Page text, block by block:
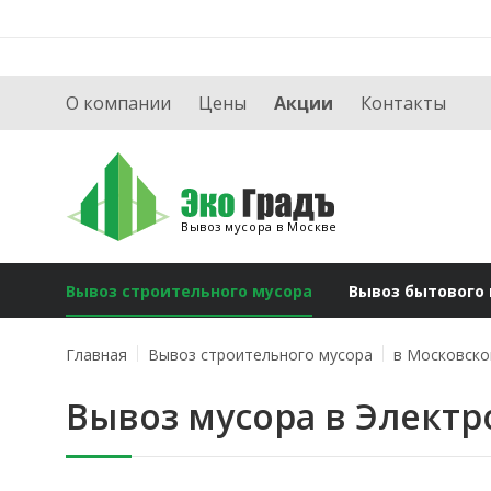
О компании Цены Акции Контакты
Вывоз мусора в Москве
Вывоз строительного мусора Вывоз бытового
Главная Вывоз строительного мусора в
Вывоз мусора в